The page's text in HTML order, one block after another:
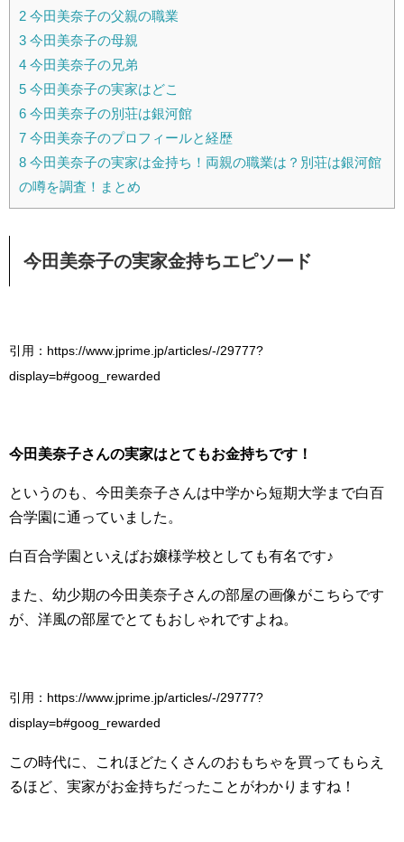
2 今田美奈子の父親の職業
3 今田美奈子の母親
4 今田美奈子の兄弟
5 今田美奈子の実家はどこ
6 今田美奈子の別荘は銀河館
7 今田美奈子のプロフィールと経歴
8 今田美奈子の実家は金持ち！両親の職業は？別荘は銀河館
の噂を調査！まとめ
今田美奈子の実家金持ちエピソード
引用：https://www.jprime.jp/articles/-/29777?
display=b#goog_rewarded
今田美奈子さんの実家はとてもお金持ちです！
というのも、今田美奈子さんは中学から短期大学まで白百
合学園に通っていました。
白百合学園といえばお嬢様学校としても有名です♪
また、幼少期の今田美奈子さんの部屋の画像がこちらです
が、洋風の部屋でとてもおしゃれですよね。
引用：https://www.jprime.jp/articles/-/29777?
display=b#goog_rewarded
この時代に、これほどたくさんのおもちゃを買ってもらえ
るほど、実家がお金持ちだったことがわかりますね！